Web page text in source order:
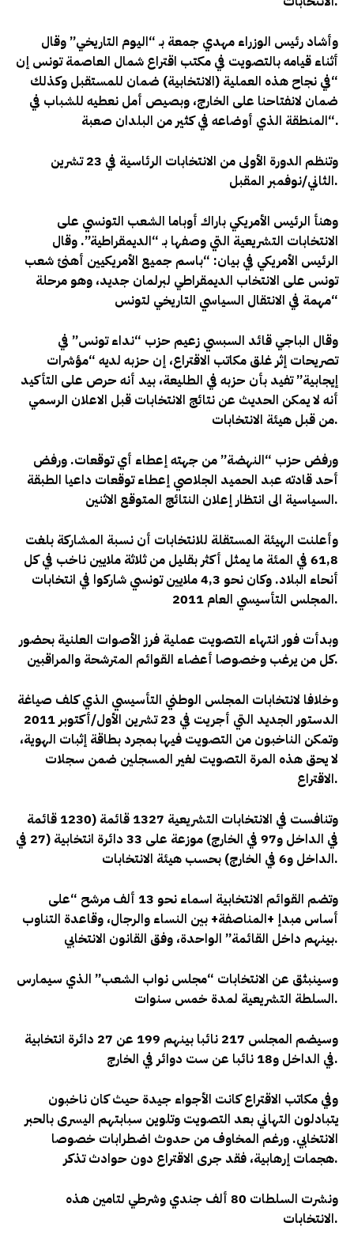
وأشاد رئيس الوزراء مهدي جمعة بـ “اليوم التاريخي” وقال
أثناء قيامه بالتصويت في مكتب اقتراع شمال العاصمة تونس إن
“في نجاح هذه العملية (الانتخابية) ضمان للمستقبل وكذلك
ضمان لانفتاحنا على الخارج، وبصيص أمل نعطيه للشباب في
المنطقة الذي أوضاعه في كثير من البلدان صعبة“.
وتنظم الدورة الأولى من الانتخابات الرئاسية في 23 تشرين
الثاني/نوفمبر المقبل.
وهنأ الرئيس الأمريكي باراك أوباما الشعب التونسي على
الانتخابات التشريعية التي وصفها بـ “الديمقراطية”. وقال
الرئيس الأمريكي في بيان: “باسم جميع الأمريكيين أهنئ شعب
تونس على الانتخاب الديمقراطي لبرلمان جديد، وهو مرحلة
مهمة في الانتقال السياسي التاريخي لتونس“
وقال الباجي قائد السبسي زعيم حزب “نداء تونس” في
تصريحات إثر غلق مكاتب الاقتراع، إن حزبه لديه “مؤشرات
إيجابية” تفيد بأن حزبه في الطليعة، بيد أنه حرص على التأكيد
أنه لا يمكن الحديث عن نتائج الانتخابات قبل الاعلان الرسمي
من قبل هيئة الانتخابات.
ورفض حزب “النهضة” من جهته إعطاء أي توقعات. ورفض
أحد قادته عبد الحميد الجلاصي إعطاء توقعات داعيا الطبقة
السياسية الى انتظار إعلان النتائج المتوقع الاثنين.
وأعلنت الهيئة المستقلة للانتخابات أن نسبة المشاركة بلغت
61,8 في المئة ما يمثل أكثر بقليل من ثلاثة ملايين ناخب في كل
أنحاء البلاد. وكان نحو 4,3 ملايين تونسي شاركوا في انتخابات
المجلس التأسيسي العام 2011.
وبدأت فور انتهاء التصويت عملية فرز الأصوات العلنية بحضور
كل من يرغب وخصوصا أعضاء القوائم المترشحة والمراقبين.
وخلافا لانتخابات المجلس الوطني التأسيسي الذي كلف صياغة
الدستور الجديد التي أجريت في 23 تشرين الأول/أكتوبر 2011
وتمكن الناخبون من التصويت فيها بمجرد بطاقة إثبات الهوية،
لا يحق هذه المرة التصويت لغير المسجلين ضمن سجلات
الاقتراع.
وتنافست في الانتخابات التشريعية 1327 قائمة (1230 قائمة
في الداخل و97 في الخارج) موزعة على 33 دائرة انتخابية (27 في
الداخل و6 في الخارج) بحسب هيئة الانتخابات.
وتضم القوائم الانتخابية اسماء نحو 13 ألف مرشح “على
أساس مبدإ +المناصفة+ بين النساء والرجال، وقاعدة التناوب
بينهم داخل القائمة” الواحدة، وفق القانون الانتخابي.
وسينبثق عن الانتخابات “مجلس نواب الشعب” الذي سيمارس
السلطة التشريعية لمدة خمس سنوات.
وسيضم المجلس 217 نائبا بينهم 199 عن 27 دائرة انتخابية
في الداخل و18 نائبا عن ست دوائر في الخارج.
وفي مكاتب الاقتراع كانت الأجواء جيدة حيث كان ناخبون
يتبادلون التهاني بعد التصويت وتلوين سبابتهم اليسرى بالحبر
الانتخابي. ورغم المخاوف من حدوث اضطرابات خصوصا
هجمات إرهابية، فقد جرى الاقتراع دون حوادث تذكر.
ونشرت السلطات 80 ألف جندي وشرطي لتامين هذه
الانتخابات.